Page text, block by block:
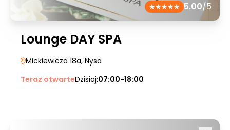
5.00/5
Lounge DAY SPA
Mickiewicza 18a, Nysa
Teraz otwarteDzisiaj:07:00-18:00